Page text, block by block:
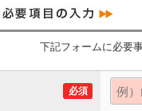
下記フォームに必要
必須